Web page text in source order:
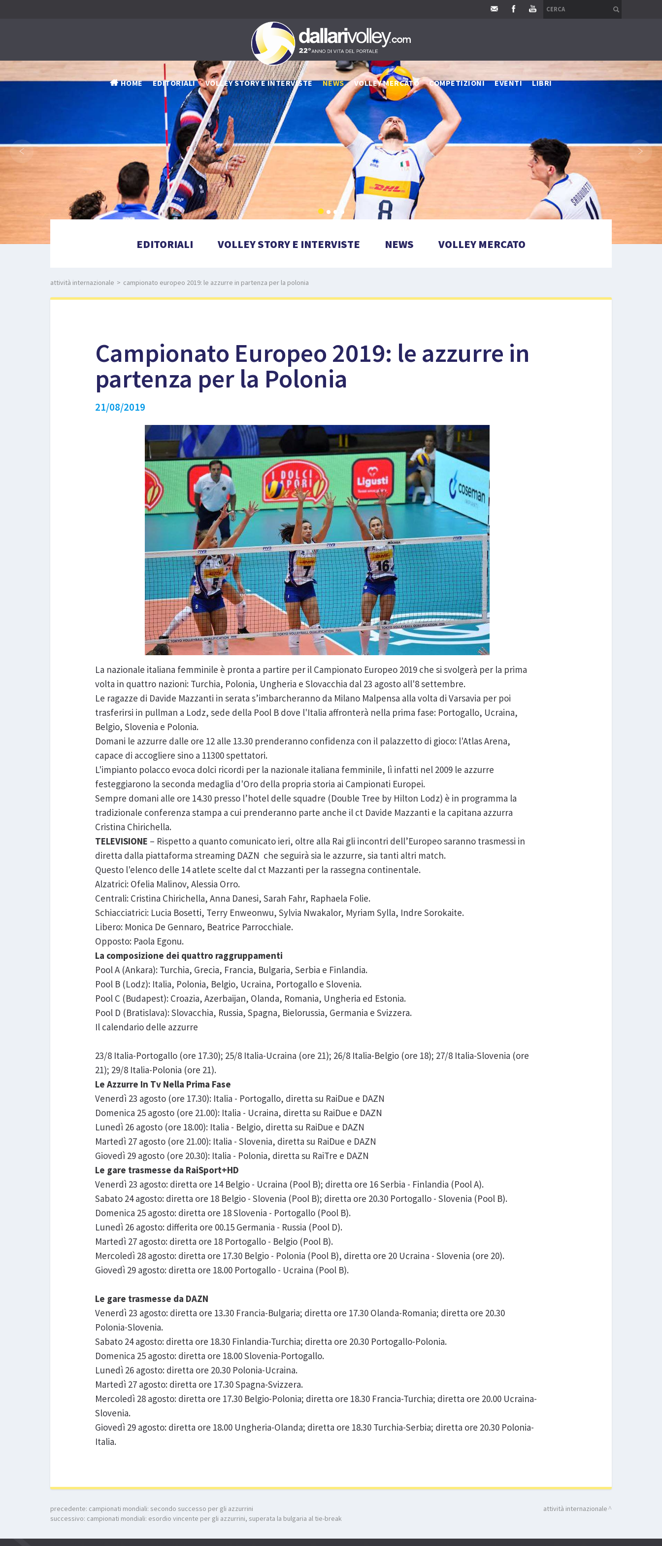
HOME EDITORIALI VOLLEY STORY E INTERVISTE NEWS VOLLEY MERCATO COMPETIZIONI EVENTI LIBRI
‹ ›
EDITORIALI VOLLEY STORY E INTERVISTE NEWS VOLLEY MERCATO
attività internazionale > campionato europeo 2019: le azzurre in partenza per la polonia
Campionato Europeo 2019: le azzurre in
partenza per la Polonia
21/08/2019
La nazionale italiana femminile è pronta a partire per il Campionato Europeo 2019 che si svolgerà per la prima
volta in quattro nazioni: Turchia, Polonia, Ungheria e Slovacchia dal 23 agosto all'8 settembre.
Le ragazze di Davide Mazzanti in serata s’imbarcheranno da Milano Malpensa alla volta di Varsavia per poi
trasferirsi in pullman a Lodz, sede della Pool B dove l'Italia affronterà nella prima fase: Portogallo, Ucraina,
Belgio, Slovenia e Polonia.
Domani le azzurre dalle ore 12 alle 13.30 prenderanno confidenza con il palazzetto di gioco: l'Atlas Arena,
capace di accogliere sino a 11300 spettatori.
L'impianto polacco evoca dolci ricordi per la nazionale italiana femminile, lì infatti nel 2009 le azzurre
festeggiarono la seconda medaglia d'Oro della propria storia ai Campionati Europei.
Sempre domani alle ore 14.30 presso l’hotel delle squadre (Double Tree by Hilton Lodz) è in programma la
tradizionale conferenza stampa a cui prenderanno parte anche il ct Davide Mazzanti e la capitana azzurra
Cristina Chirichella.
TELEVISIONE – Rispetto a quanto comunicato ieri, oltre alla Rai gli incontri dell’Europeo saranno trasmessi in
diretta dalla piattaforma streaming DAZN che seguirà sia le azzurre, sia tanti altri match.
Questo l'elenco delle 14 atlete scelte dal ct Mazzanti per la rassegna continentale.
Alzatrici: Ofelia Malinov, Alessia Orro.
Centrali: Cristina Chirichella, Anna Danesi, Sarah Fahr, Raphaela Folie.
Schiacciatrici: Lucia Bosetti, Terry Enweonwu, Sylvia Nwakalor, Myriam Sylla, Indre Sorokaite.
Libero: Monica De Gennaro, Beatrice Parrocchiale.
Opposto: Paola Egonu.
La composizione dei quattro raggruppamenti
Pool A (Ankara): Turchia, Grecia, Francia, Bulgaria, Serbia e Finlandia.
Pool B (Lodz): Italia, Polonia, Belgio, Ucraina, Portogallo e Slovenia.
Pool C (Budapest): Croazia, Azerbaijan, Olanda, Romania, Ungheria ed Estonia.
Pool D (Bratislava): Slovacchia, Russia, Spagna, Bielorussia, Germania e Svizzera.
Il calendario delle azzurre
23/8 Italia-Portogallo (ore 17.30); 25/8 Italia-Ucraina (ore 21); 26/8 Italia-Belgio (ore 18); 27/8 Italia-Slovenia (ore
21); 29/8 Italia-Polonia (ore 21).
Le Azzurre In Tv Nella Prima Fase
Venerdì 23 agosto (ore 17.30): Italia - Portogallo, diretta su RaiDue e DAZN
Domenica 25 agosto (ore 21.00): Italia - Ucraina, diretta su RaiDue e DAZN
Lunedì 26 agosto (ore 18.00): Italia - Belgio, diretta su RaiDue e DAZN
Martedì 27 agosto (ore 21.00): Italia - Slovenia, diretta su RaiDue e DAZN
Giovedì 29 agosto (ore 20.30): Italia - Polonia, diretta su RaiTre e DAZN
Le gare trasmesse da RaiSport+HD
Venerdì 23 agosto: diretta ore 14 Belgio - Ucraina (Pool B); diretta ore 16 Serbia - Finlandia (Pool A).
Sabato 24 agosto: diretta ore 18 Belgio - Slovenia (Pool B); diretta ore 20.30 Portogallo - Slovenia (Pool B).
Domenica 25 agosto: diretta ore 18 Slovenia - Portogallo (Pool B).
Lunedì 26 agosto: differita ore 00.15 Germania - Russia (Pool D).
Martedì 27 agosto: diretta ore 18 Portogallo - Belgio (Pool B).
Mercoledì 28 agosto: diretta ore 17.30 Belgio - Polonia (Pool B), diretta ore 20 Ucraina - Slovenia (ore 20).
Giovedì 29 agosto: diretta ore 18.00 Portogallo - Ucraina (Pool B).
Le gare trasmesse da DAZN
Venerdì 23 agosto: diretta ore 13.30 Francia-Bulgaria; diretta ore 17.30 Olanda-Romania; diretta ore 20.30
Polonia-Slovenia.
Sabato 24 agosto: diretta ore 18.30 Finlandia-Turchia; diretta ore 20.30 Portogallo-Polonia.
Domenica 25 agosto: diretta ore 18.00 Slovenia-Portogallo.
Lunedì 26 agosto: diretta ore 20.30 Polonia-Ucraina.
Martedì 27 agosto: diretta ore 17.30 Spagna-Svizzera.
Mercoledì 28 agosto: diretta ore 17.30 Belgio-Polonia; diretta ore 18.30 Francia-Turchia; diretta ore 20.00 Ucraina-
Slovenia.
Giovedì 29 agosto: diretta ore 18.00 Ungheria-Olanda; diretta ore 18.30 Turchia-Serbia; diretta ore 20.30 Polonia-
Italia.
precedente: campionati mondiali: secondo successo per gli azzurrini
successivo: campionati mondiali: esordio vincente per gli azzurrini, superata la bulgaria al tie-break
attività internazionale